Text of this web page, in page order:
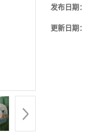
发布日期：
更新日期：